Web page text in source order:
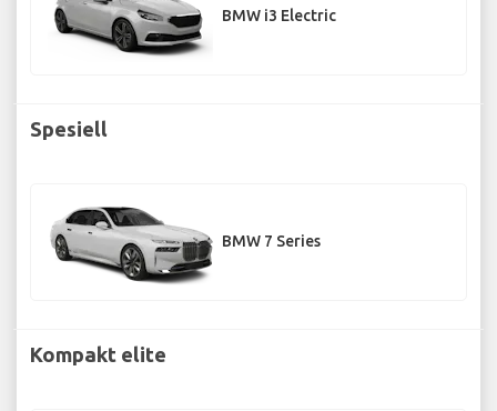
BMW i3 Electric
Spesiell
BMW 7 Series
Kompakt elite